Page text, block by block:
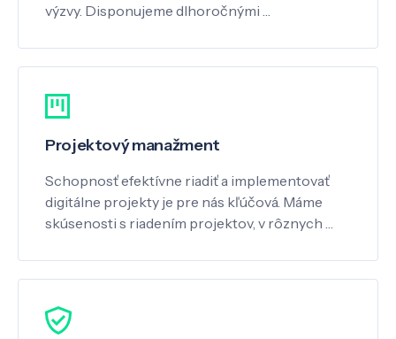
výzvy. Disponujeme dlhoročnými …
Projektový manažment
Schopnosť efektívne riadiť a implementovať
digitálne projekty je pre nás kľúčová. Máme
skúsenosti s riadením projektov, v rôznych …